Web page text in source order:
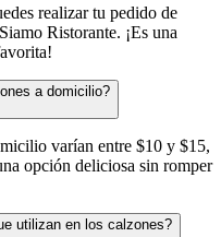
realizar tu pedido de
Ristorante. ¡Es una
a domicilio?
varían entre $10 y $15,
opción deliciosa sin romper
utilizan en los calzones?